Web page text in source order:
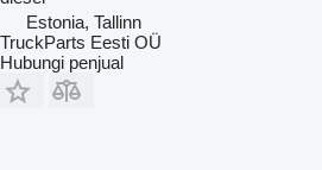
Estonia, Tallinn
TruckParts Eesti OÜ
Hubungi penjual